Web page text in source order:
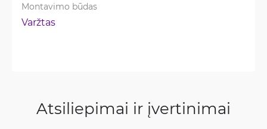
Montavimo būdas
Varžtas
Atsiliepimai ir įvertinimai